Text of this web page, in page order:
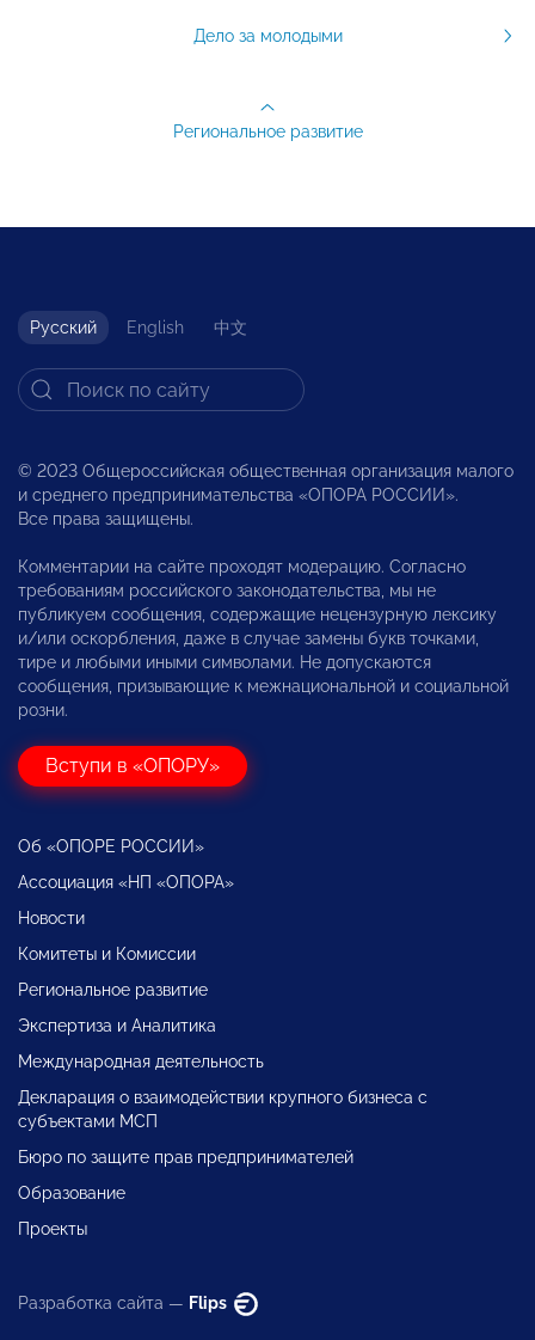
Дело за молодыми
Региональное развитие
Русский English 中文
© 2023 Общероссийская общественная организация малого
и среднего предпринимательства «ОПОРА РОССИИ».
Все права защищены.
Комментарии на сайте проходят модерацию. Согласно
требованиям российского законодательства, мы не
публикуем сообщения, содержащие нецензурную лексику
и/или оскорбления, даже в случае замены букв точками,
тире и любыми иными символами. Не допускаются
сообщения, призывающие к межнациональной и социальной
розни.
Вступи в «ОПОРУ»
Об «ОПОРЕ РОССИИ»
Ассоциация «НП «ОПОРА»
Новости
Комитеты и Комиссии
Региональное развитие
Экспертиза и Аналитика
Международная деятельность
Декларация о взаимодействии крупного бизнеса с
субъектами МСП
Бюро по защите прав предпринимателей
Образование
Проекты
Разработка сайта — Flips